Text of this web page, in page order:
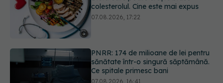
PNRR: 174 de milioane de lei pentru
sănătate într-o singură săptămână.
Ce spitale primesc bani
Ce spune culoarea ta preferată
despre vârsta pe care o ai. Care
este "codul cromatic" al generațiilor